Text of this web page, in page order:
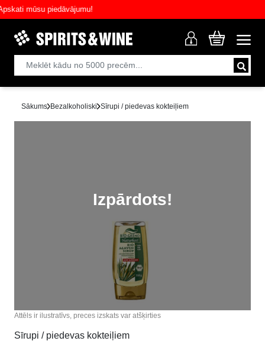
mūsu piedāvājumu!
Sākums Bezalkoholiski Sīrupi / piedevas kokteiļiem
Izpārdots!
Attēls ir ilustratīvs, preces izskats var atšķirties
Sīrupi / piedevas kokteiļiem